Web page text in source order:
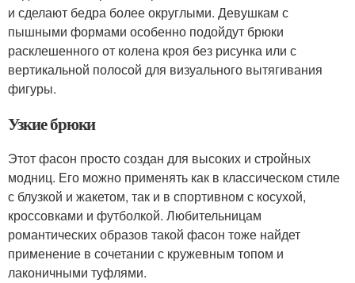
и сделают бедра более округлыми. Девушкам с
пышными формами особенно подойдут брюки
расклешенного от колена кроя без рисунка или с
вертикальной полосой для визуального вытягивания
фигуры.
Узкие брюки
Этот фасон просто создан для высоких и стройных
модниц. Его можно применять как в классическом стиле
с блузкой и жакетом, так и в спортивном с косухой,
кроссовками и футболкой. Любительницам
романтических образов такой фасон тоже найдет
применение в сочетании с кружевным топом и
лаконичными туфлями.